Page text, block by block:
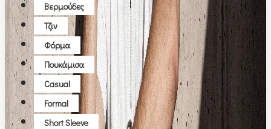
Βερμούδες
Τζιν
Φόρμα
Πουκάμισα
Casual
Formal
Short Sleeve